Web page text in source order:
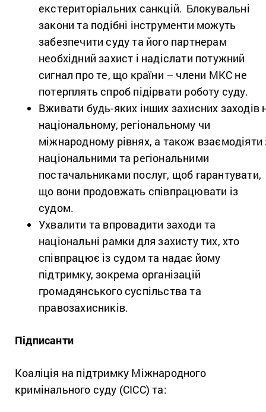
екстериторіальних санкцій. Блокувальні
закони та подібні інструменти можуть
забезпечити суду та його партнерам
необхідний захист і надіслати потужний
сигнал про те, що країни – члени МКС не
потерплять спроб підірвати роботу суду.
Вживати будь-яких інших захисних заходів
національному, регіональному чи
міжнародному рівнях, а також взаємодіяти
національними та регіональними
постачальниками послуг, щоб гарантувати,
що вони продовжать співпрацювати із
судом.
Ухвалити та впровадити заходи та
національні рамки для захисту тих, хто
співпрацює із судом та надає йому
підтримку, зокрема організацій
громадянського суспільства та
правозахисників.
Підписанти
Коаліція на підтримку Міжнародного
кримінального суду (CICC) та: